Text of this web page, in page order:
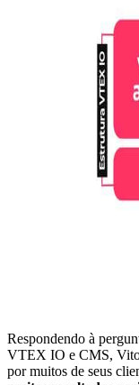
Respondendo à
VTEX IO e CMS,
por muitos de seus